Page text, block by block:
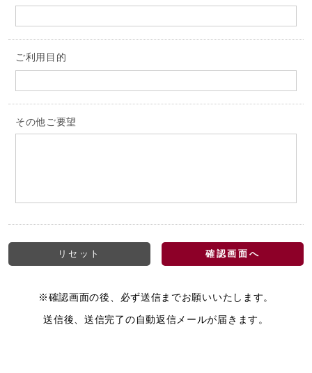
ご利用目的
その他ご要望
リセット 確認画面へ
※確認画面の後、必ず送信までお願いいたします。
送信後、送信完了の自動返信メールが届きます。